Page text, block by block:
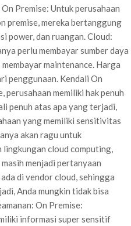
Premise: Untuk perusahaan
premise, mereka bertanggung
power, dan ruangan. Cloud:
perlu membayar sumber daya
maintenance. Harga
penggunaan. Kendali On
perusahaan memiliki hak penuh
penuh atas apa yang terjadi,
yang memiliki sensitivitas
akan ragu untuk
lingkungan cloud computing,
menjadi pertanyaan
di vendor cloud, sehingga
Anda mungkin tidak bisa
On Premise:
informasi super sensitif